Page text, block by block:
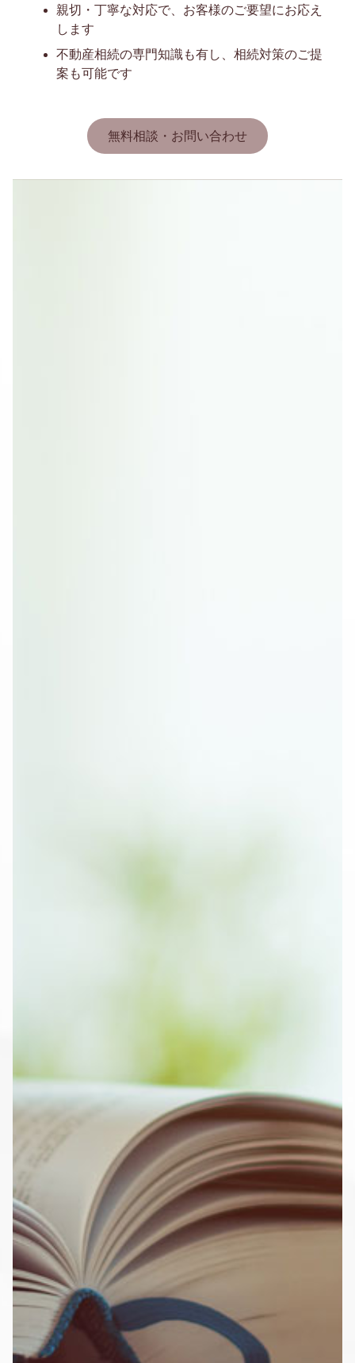
親切・丁寧な対応で、お客様のご要望にお応え
します
不動産相続の専門知識も有し、相続対策のご提
案も可能です
無料相談・お問い合わせ